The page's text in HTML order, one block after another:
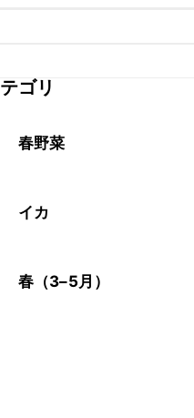
です。なるべくお早めにお召し
ゴリ
春野菜
イカ
春（3–5月）